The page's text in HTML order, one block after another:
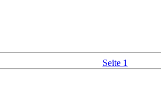
Seite 1